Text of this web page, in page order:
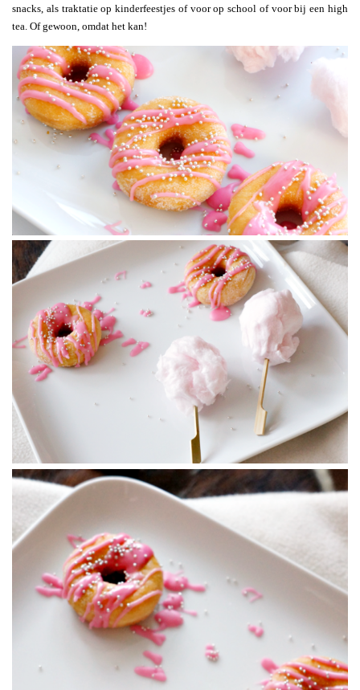
snacks, als traktatie op kinderfeestjes of voor op school of voor bij een high
tea. Of gewoon, omdat het kan!